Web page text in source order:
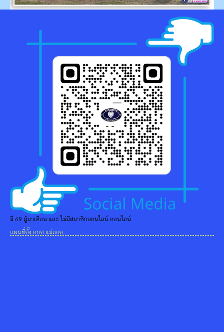
มี 69 ผู้มาเยือน และ ไม่มีสมาชิกออนไลน์ ออนไลน์
แผนที่ตั้ง อบต.แม่ถอด